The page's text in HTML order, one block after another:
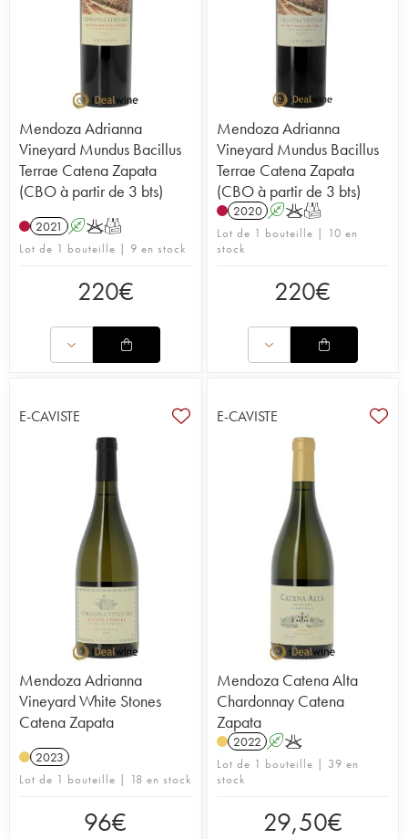
Mendoza Adrianna
Vineyard Mundus Bacillus
Terrae Catena Zapata
(CBO à partir de 3 bts)
2021 AKT
Lot de 1 bouteille | 9 en stock
220€
Mendoza Adrianna
Vineyard Mundus Bacillus
Terrae Catena Zapata
(CBO à partir de 3 bts)
2020 AKT
Lot de 1 bouteille | 10 en
stock
220€
E-CAVISTE
Mendoza Adrianna
Vineyard White Stones
Catena Zapata
2023
Lot de 1 bouteille | 18 en stock
96€
E-CAVISTE
Mendoza Catena Alta
Chardonnay Catena
Zapata
2022 AK
Lot de 1 bouteille | 39 en
stock
29,50€